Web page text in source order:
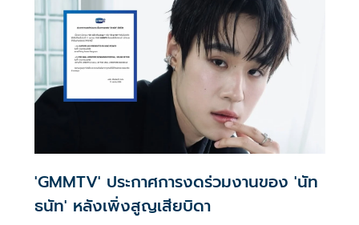
ปล่อยเสน่ห์ล้นเวที พร้อมเอนเนอร์จี้เต็มร้อยโชว์จัดเต็มครบทุก
โมเมนต์ จนแฟนๆ ใจละลาย
'GMMTV' ประกาศการงดร่วมงานของ 'นัท
ธนัท' หลังเพิ่งสูญเสียบิดา